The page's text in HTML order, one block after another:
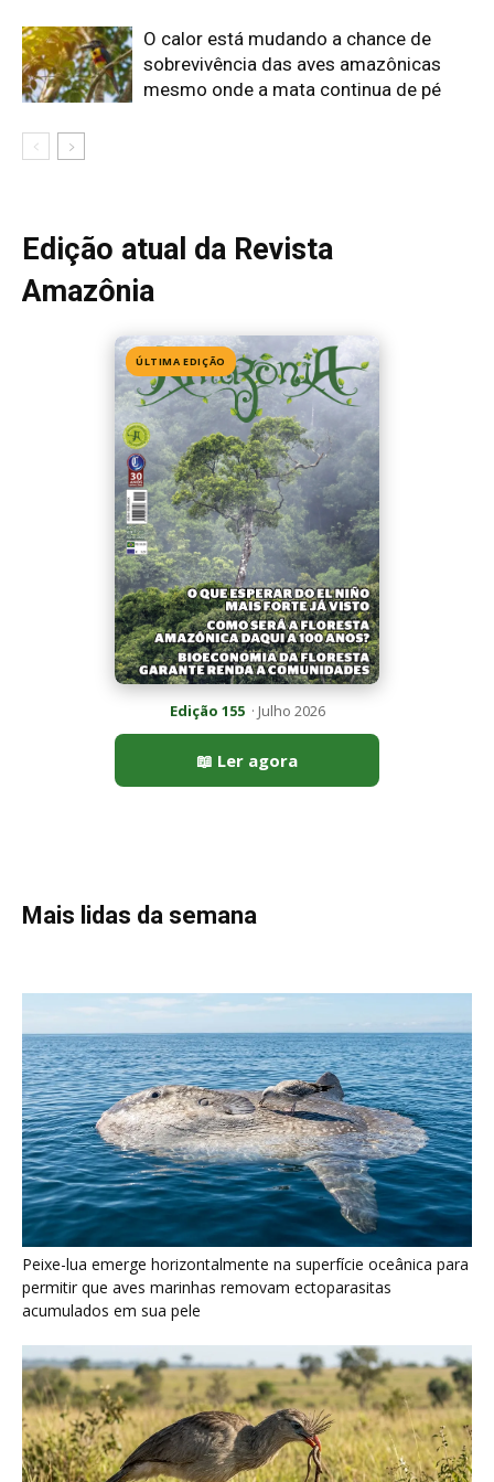
Edição 155· Julho 2026
📖 Ler agora
Mais lidas da semana
Peixe-lua emerge horizontalmente na superfície oceânica para
permitir que aves marinhas removam ectoparasitas
Seriema utiliza pernas longas e arremessa serpentes contra
rochas para subjugar presas peçonhentas nos campos